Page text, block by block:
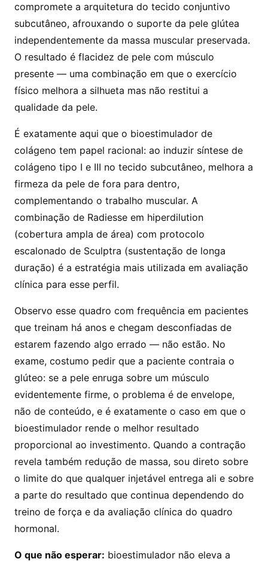
compromete a arquitetura do tecido conjuntivo
subcutâneo, afrouxando o suporte da pele glútea
independentemente da massa muscular preservada.
O resultado é flacidez de pele com músculo
presente — uma combinação em que o exercício
físico melhora a silhueta mas não restitui a
qualidade da pele.
É exatamente aqui que o bioestimulador de
colágeno tem papel racional: ao induzir síntese de
colágeno tipo I e III no tecido subcutâneo, melhora a
firmeza da pele de fora para dentro,
complementando o trabalho muscular. A
combinação de Radiesse em hiperdilution
(cobertura ampla de área) com protocolo
escalonado de Sculptra (sustentação de longa
duração) é a estratégia mais utilizada em avaliação
clínica para esse perfil.
Observo esse quadro com frequência em pacientes
que treinam há anos e chegam desconfiadas de
estarem fazendo algo errado — não estão. No
exame, costumo pedir que a paciente contraia o
glúteo: se a pele enruga sobre um músculo
evidentemente firme, o problema é de envelope,
não de conteúdo, e é exatamente o caso em que o
bioestimulador rende o melhor resultado
proporcional ao investimento. Quando a contração
revela também redução de massa, sou direto sobre
o limite do que qualquer injetável entrega ali e sobre
a parte do resultado que continua dependendo do
treino de força e da avaliação clínica do quadro
hormonal.
O que não esperar: bioestimulador não eleva a